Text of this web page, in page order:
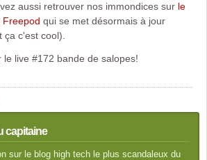
aussi retrouver nos immondices sur le
Freepod qui se met désormais à jour
c'est cool).
le live #172 bande de salopes!
capitaine
sur le blog high tech le plus scandaleux du